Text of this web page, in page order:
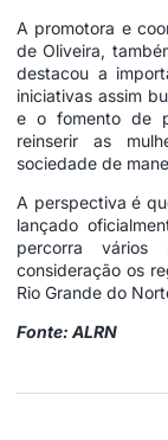
A promotora e
de Oliveira,
destacou a
iniciativas assim
e o fomento de
reinserir as
sociedade de
A perspectiva é
lançado
percorra vários
consideração os
Rio Grande do
Fonte: ALRN